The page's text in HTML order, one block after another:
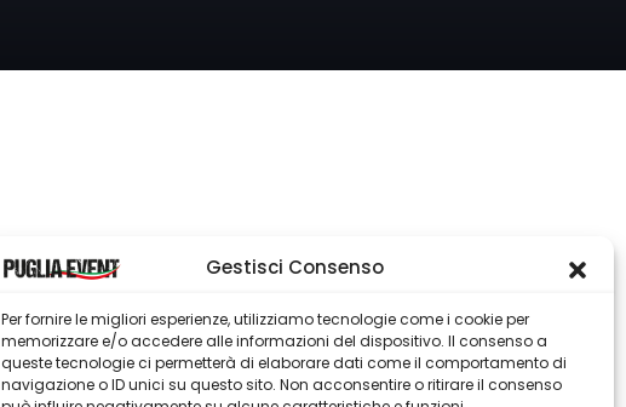
Gestisci Consenso
Per fornire le migliori esperienze, utilizziamo tecnologie come i cookie per
memorizzare e/o accedere alle informazioni del dispositivo. Il consenso a
queste tecnologie ci permetterà di elaborare dati come il comportamento di
navigazione o ID unici su questo sito. Non acconsentire o ritirare il consenso